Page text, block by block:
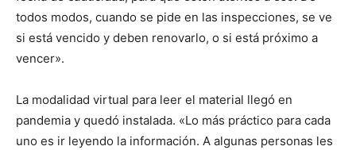
todos modos, cuando se pide en las inspecciones, se ve
si está vencido y deben renovarlo, o si está próximo a
vencer».
La modalidad virtual para leer el material llegó en
pandemia y quedó instalada. «Lo más práctico para cada
uno es ir leyendo la información. A algunas personas les